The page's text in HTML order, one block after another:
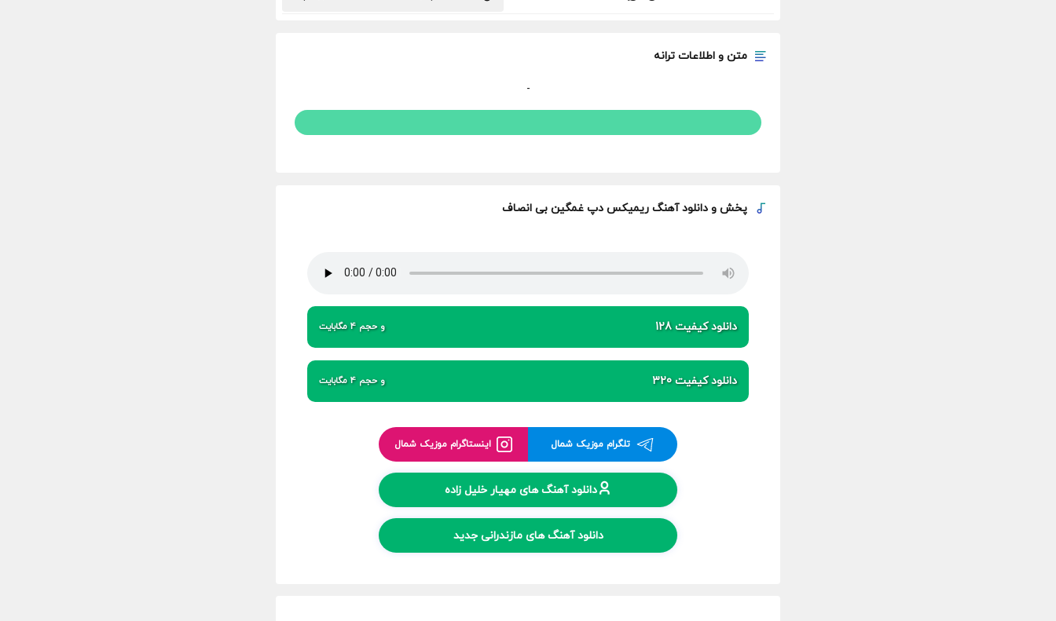
متن و اطلاعات ترانه
-
پخش و دانلود آهنگ ریمیکس دپ غمگین بی انصاف
دانلود کیفیت 128 و حجم 4 مگابایت
دانلود کیفیت 320 و حجم 4 مگابایت
تلگرام موزیک شمال اینستاگرام موزیک شمال
دانلود آهنگ های مهیار خلیل زاده
دانلود آهنگ های مازندرانی جدید